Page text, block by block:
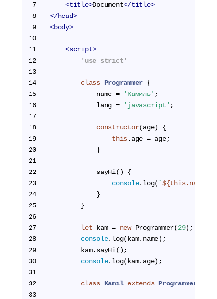
7
<title>Document</title>
8
</head>
9
<body>
10
11
<script>
12
        'use strict'
13
14
class Programmer {
15
            name =
'Камиль' ;
16
            lang =
'javascript' ;
17
18
constructor(age) {
19
this.age = age;
20
            }
21
22
            sayHi() {
23
console.log( `${this.name}
24
            }
25
        }
26
27
let kam = new Programmer(29);
28
console.log(kam.name);
29
        kam.sayHi();
30
console.log(kam.age);
31
32
class Kamil extends Programmer
33